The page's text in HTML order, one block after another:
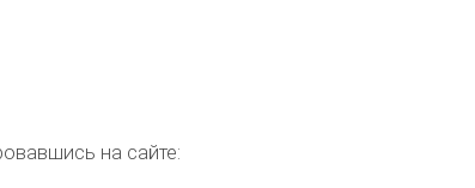
на сайте: